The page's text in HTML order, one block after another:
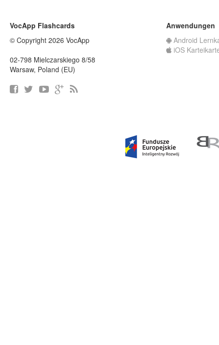
VocApp Flashcards
© Copyright 2026 VocApp
02-798 Mielczarskiego 8/58
Warsaw, Poland (EU)
Anwendungen
Android
iOS